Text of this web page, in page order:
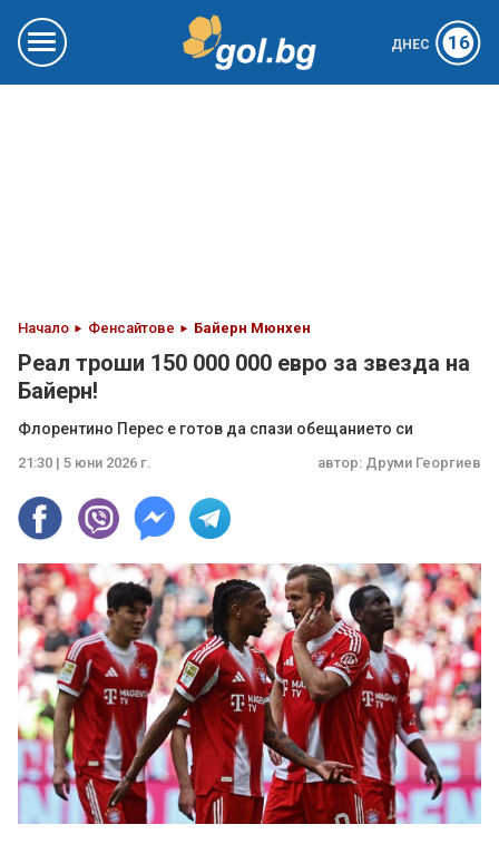
ДНЕС 16
Начало Фенсайтове Байерн Мюнхен
Реал троши 150 000 000 евро за звезда на
Байерн!
Флорентино Перес е готов да спази обещанието си
21:30 | 5 юни 2026 г. автор: Друми Георгиев